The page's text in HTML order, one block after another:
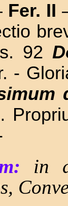
Fer. II
92
-
in